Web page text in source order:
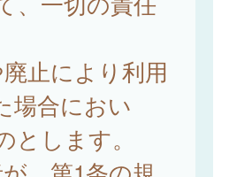
止により利用
場合におい
します。